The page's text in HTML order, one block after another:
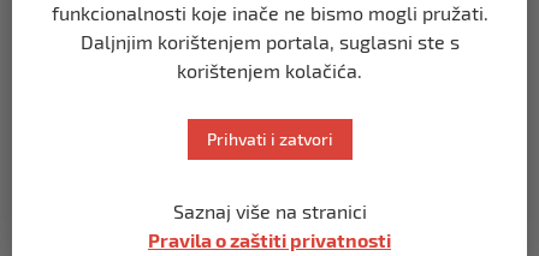
suprotstavljanju državi i državnim institucijama. Dodik će
danas prvo dočekati politički vrh iz Srbije te će postrojiti,
što milom što silom, policiju, vatrogasce, poštare,
svoju rušilačku politiku.
iskoristiti za naglašavanje svog separatizma, a iza
funkcionalnosti koje inače ne bismo mogli pružati.
Daljnjim korištenjem portala, suglasni ste s
korištenjem kolačića.
Prihvati i zatvori
Saznaj više na stranici
Pravila o zaštiti privatnosti